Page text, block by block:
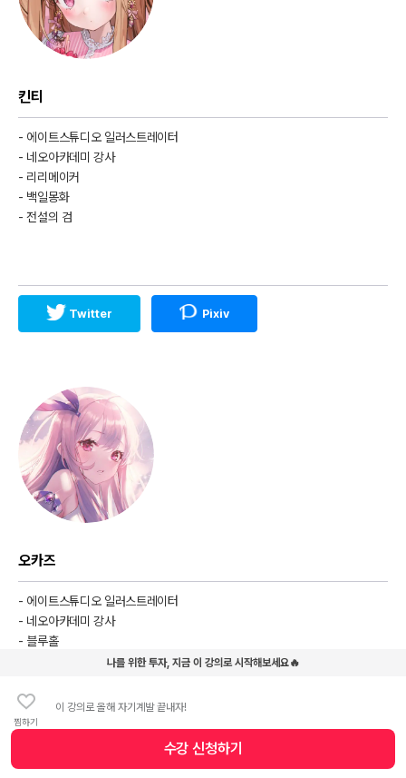
찜하기
나를 위한 투자, 지금 이 강의로 시작해보세요🔥
이 강의로 올해 자기계발 끝내자!
수강 신청하기
킨티
- 에이트스튜디오 일러스트레이터
- 네오아카데미 강사
- 리리메이커
- 백일몽화
- 전설의 검
Twitter Pixiv
오카즈
- 에이트스튜디오 일러스트레이터
- 네오아카데미 강사
- 블루홀
- 전설의검